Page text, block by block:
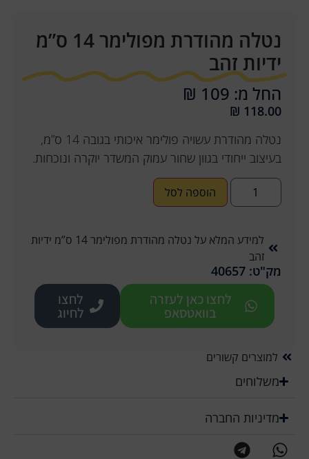
נטלה מהודרת מפולימר 14 ס”מ
ידיות זהב
החל מ: 109 ₪
₪ 118.00
נטלה מהודרת עשויה פולימר איכותי בגובה 14 ס”מ,
בעיצוב ייחודי בגוון שחור עמוק המשדר יוקרה ונוכחות.
הוספה לסל
למידע המלא על נטלה מהודרת מפולימר 14 ס”מ ידיות
זהב
מק"ט: 40657
לחצו כאן לעזרה
בוואטסאפ
לחצו
לחיוג
למוצרים קשורים
משלוחים
מדיניות החברה